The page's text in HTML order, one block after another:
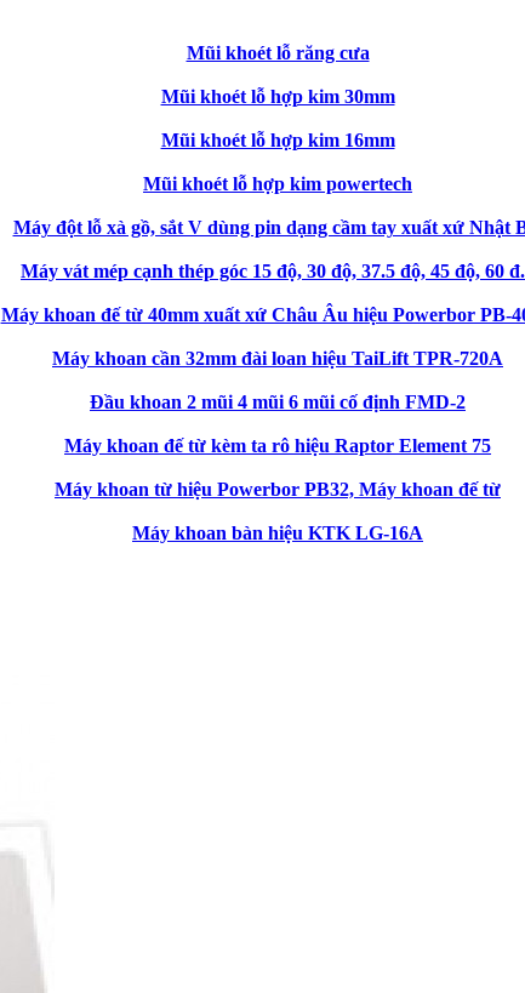
Mũi khoét lỗ răng cưa
Mũi khoét lỗ hợp kim 30mm
Mũi khoét lỗ hợp kim 16mm
Mũi khoét lỗ hợp kim powertech
Máy đột lỗ xà gồ, sắt V dùng pin dạng cầm tay xuất xứ Nhật
Máy vát mép cạnh thép góc 15 độ, 30 độ, 37.5 độ, 45 độ, 60
Máy khoan đế từ 40mm xuất xứ Châu Âu hiệu Powerbor PB-
Máy khoan cần 32mm đài loan hiệu TaiLift TPR-720A
Đầu khoan 2 mũi 4 mũi 6 mũi cố định FMD-2
Máy khoan đế từ kèm ta rô hiệu Raptor Element 75
Máy khoan từ hiệu Powerbor PB32, Máy khoan đế từ
Máy khoan bàn hiệu KTK LG-16A